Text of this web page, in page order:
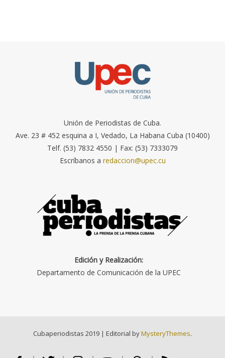
Unión de Periodistas de Cuba.
Ave. 23 # 452 esquina a I, Vedado, La Habana Cuba (10400)
Telf. (53) 7832 4550 | Fax: (53) 7333079
Escríbanos a redaccion@upec.cu
Edición y Realización:
Departamento de Comunicación de la UPEC
Cubaperiodistas 2019 | Editorial byMysteryThemes.